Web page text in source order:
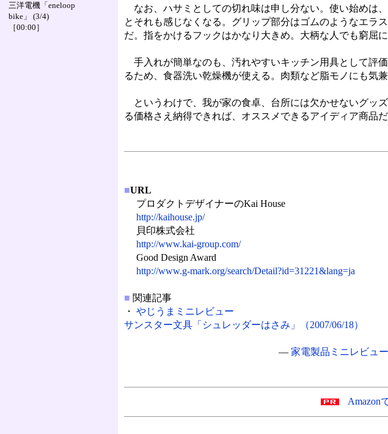
三洋電機「eneloop
bike」 (3/4)
［00:00］
なお、ハサミとしての切れ味は申し分ない。使い始めは
とそれも感じなくなる。グリップ部分はゴムのようなエラ
だ。指をかけるフックはかなり大きめ。大柄な人でも窮屈
手入れが簡単なのも、汚れやすいキッチン用具として評
るため、食器洗い乾燥機が使える。肉類など脂モノにも気兼
というわけで、我が家の食卓、台所には欠かせないグッ
る価格さえ納得できれば、オススメできるアイディア商品だ
■URL
プロダクトデザイナーのKai House
http://kaihouse.jp/
貝印株式会社
http://www.kai-group.com/
Good Design Award
http://www.g-mark.org/search/Detail?id=31221&lang=ja
■ 関連記事
・ やじうまミニレビュー
サンスター文具「シュレッダーはさみ」（2007/06/18）
― 家電製品ミニレビュ
Amazon